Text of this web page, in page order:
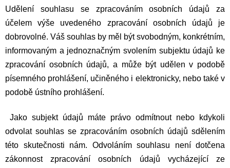
Udělení souhlasu se zpracováním osobních údajů za
účelem výše uvedeného zpracování osobních údajů je
dobrovolné. Váš souhlas by měl být svobodným, konkrétním,
informovaným a jednoznačným svolením subjektu údajů ke
zpracování osobních údajů, a může být udělen v podobě
písemného prohlášení, učiněného i elektronicky, nebo také v
podobě ústního prohlášení.
Jako subjekt údajů máte právo odmítnout nebo kdykoli
odvolat souhlas se zpracováním osobních údajů sdělením
této skutečnosti nám. Odvoláním souhlasu není dotčena
zákonnost zpracování osobních údajů vycházející ze